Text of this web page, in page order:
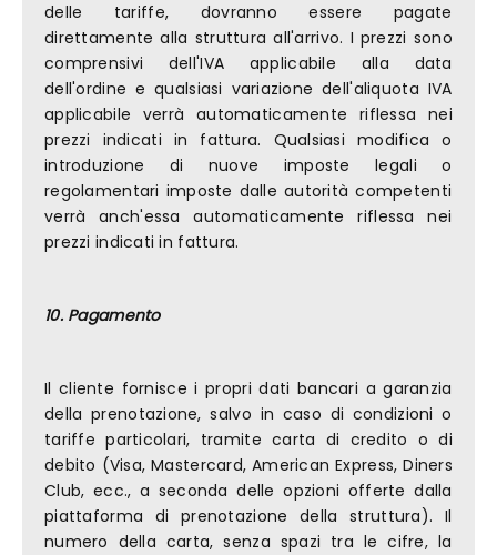
delle tariffe, dovranno essere pagate
direttamente alla struttura all'arrivo. I prezzi sono
comprensivi dell'IVA applicabile alla data
dell'ordine e qualsiasi variazione dell'aliquota IVA
applicabile verrà automaticamente riflessa nei
prezzi indicati in fattura. Qualsiasi modifica o
introduzione di nuove imposte legali o
regolamentari imposte dalle autorità competenti
verrà anch'essa automaticamente riflessa nei
prezzi indicati in fattura.
10. Pagamento
Il cliente fornisce i propri dati bancari a garanzia
della prenotazione, salvo in caso di condizioni o
tariffe particolari, tramite carta di credito o di
debito (Visa, Mastercard, American Express, Diners
Club, ecc., a seconda delle opzioni offerte dalla
piattaforma di prenotazione della struttura). Il
numero della carta, senza spazi tra le cifre, la